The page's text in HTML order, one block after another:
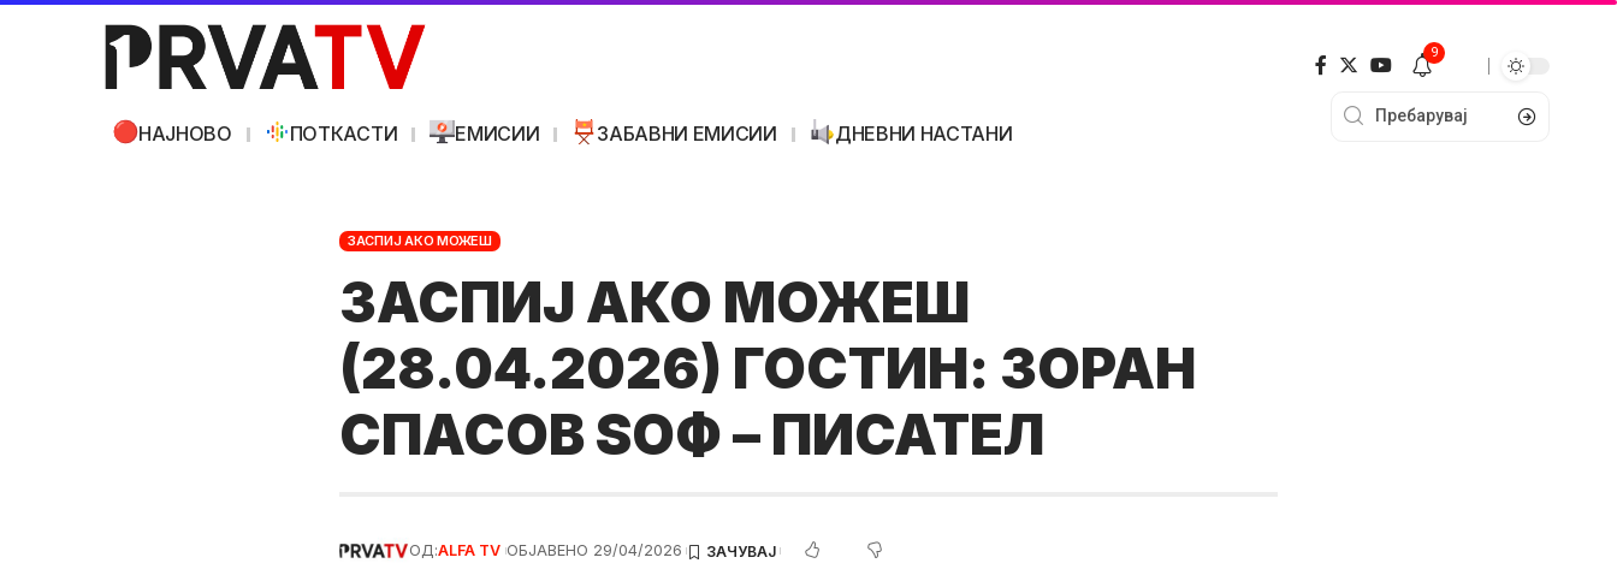
НАЈНОВО ПОТКАСТИ ЕМИСИИ ЗАБАВНИ ЕМИСИИ ДНЕВНИ НАСТАНИ
9
ЗАСПИЈ АКО МОЖЕШ
ЗАСПИЈ АКО МОЖЕШ
(28.04.2026) ГОСТИН: ЗОРАН
СПАСОВ ЅОФ – ПИСАТЕЛ
ОД:ALFA TV ОБЈАВЕНО 29/04/2026